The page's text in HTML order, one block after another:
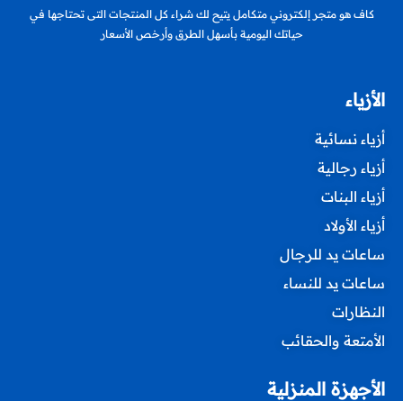
كاف هو متجر إلكتروني متكامل يتيح لك شراء كل المنتجات التى تحتاجها في
حياتك اليومية بأسهل الطرق وأرخص الأسعار
الأزياء
أزياء نسائية
أزياء رجالية
أزياء البنات
أزياء الأولاد
ساعات يد للرجال
ساعات يد للنساء
النظارات
الأمتعة والحقائب
الأجهزة المنزلية